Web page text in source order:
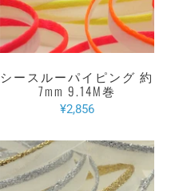
シースルーパイピング 約
7mm 9.14M巻
¥2,856